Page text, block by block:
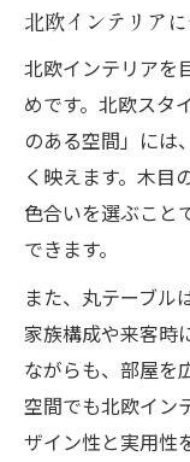
北欧インテリア
北欧インテリアを
めです。北欧スタ
のある空間」には
く映えます。木目
色合いを選ぶこと
できます。
また、丸テーブル
家族構成や来客時
ながらも、部屋を
空間でも北欧イン
ザイン性と実用性